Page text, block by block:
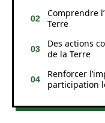
Comprendre
Terre
Des actions
de la Terre
Renforcer
participation